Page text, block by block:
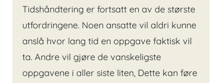
Tidshåndtering er fortsatt en av de største
utfordringene. Noen ansatte vil aldri kunne
anslå hvor lang tid en oppgave faktisk vil
ta. Andre vil gjøre de vanskeligste
oppgavene i aller siste liten, Dette kan føre